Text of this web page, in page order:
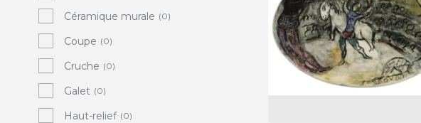
Céramique murale (0)
Coupe (0)
Cruche (0)
Galet (0)
Haut-relief (0)